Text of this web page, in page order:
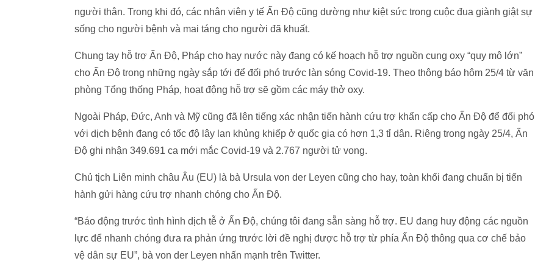
người thân. Trong khi đó, các nhân viên y tế Ấn Độ cũng dường như kiệt sức trong cuộc đua giành giật sự
sống cho người bệnh và mai táng cho người đã khuất.
Chung tay hỗ trợ Ấn Độ, Pháp cho hay nước này đang có kế hoạch hỗ trợ nguồn cung oxy “quy mô lớn”
cho Ấn Độ trong những ngày sắp tới để đối phó trước làn sóng Covid-19. Theo thông báo hôm 25/4 từ văn
phòng Tổng thống Pháp, hoạt động hỗ trợ sẽ gồm các máy thở oxy.
Ngoài Pháp, Đức, Anh và Mỹ cũng đã lên tiếng xác nhận tiến hành cứu trợ khẩn cấp cho Ấn Độ để đối phó
với dịch bệnh đang có tốc độ lây lan khủng khiếp ở quốc gia có hơn 1,3 tỉ dân. Riêng trong ngày 25/4, Ấn
Độ ghi nhận 349.691 ca mới mắc Covid-19 và 2.767 người tử vong.
Chủ tịch Liên minh châu Âu (EU) là bà Ursula von der Leyen cũng cho hay, toàn khối đang chuẩn bị tiến
hành gửi hàng cứu trợ nhanh chóng cho Ấn Độ.
“Báo động trước tình hình dịch tễ ở Ấn Độ, chúng tôi đang sẵn sàng hỗ trợ. EU đang huy động các nguồn
lực để nhanh chóng đưa ra phản ứng trước lời đề nghị được hỗ trợ từ phía Ấn Độ thông qua cơ chế bảo
vệ dân sự EU”, bà von der Leyen nhấn mạnh trên Twitter.